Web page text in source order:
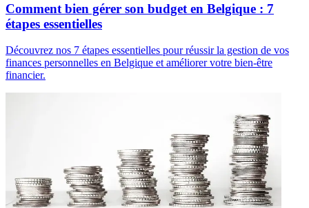
Comment bien gérer son budget en Belgique : 7
étapes essentielles
Découvrez nos 7 étapes essentielles pour réussir la gestion de vos
finances personnelles en Belgique et améliorer votre bien-être
financier.